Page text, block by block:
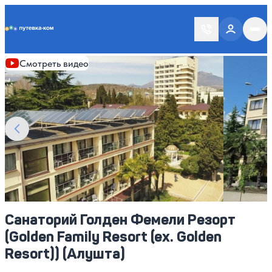
Смотреть видео
Смотреть все фото26
Санаторий Голден Фемели Резорт
(Golden Family Resort (ex. Golden
Resort)) (Алушта)